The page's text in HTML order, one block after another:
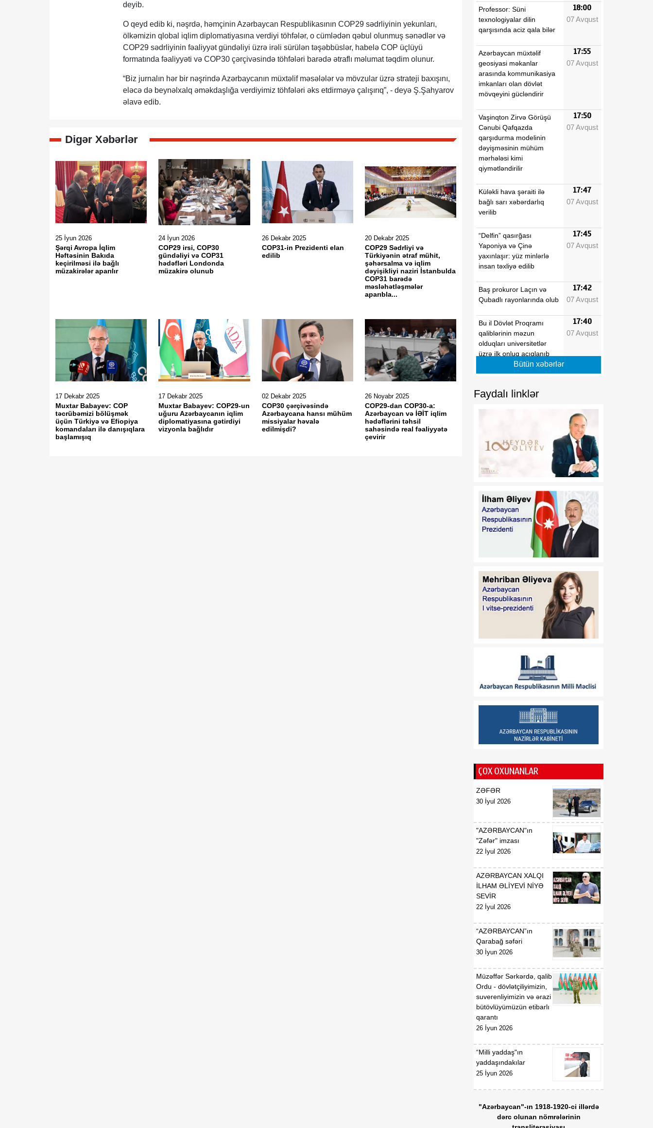
deyib.
O qeyd edib ki, nəşrdə, həmçinin Azərbaycan Respublikasının COP29 sədrliyinin yekunları,
ölkəmizin qlobal iqlim diplomatiyasına verdiyi töhfələr, o cümlədən qəbul olunmuş sənədlər və
COP29 sədrliyinin fəaliyyət gündəliyi üzrə irəli sürülən təşəbbüslər, habelə COP üçlüyü
formatında fəaliyyəti və COP30 çərçivəsində töhfələri barədə ətraflı məlumat təqdim olunur.
“Biz jurnalın hər bir nəşrində Azərbaycanın müxtəlif məsələlər və mövzular üzrə strateji baxışını,
eləcə də beynəlxalq əməkdaşlığa verdiyimiz töhfələri əks etdirməyə çalışırıq”, - deyə Ş.Şahyarov
əlavə edib.
Digər Xəbərlər
25 İyun 2026
Şərqi Avropa İqlim
Həftəsinin Bakıda
keçirilməsi ilə bağlı
müzakirələr aparılır
24 İyun 2026
COP29 irsi, COP30
gündəliyi və COP31
hədəfləri Londonda
müzakirə olunub
26 Dekabr 2025
COP31-in Prezidenti elan
edilib
20 Dekabr 2025
COP29 Sədrliyi və
Türkiyənin ətraf mühit,
şəhərsalma və iqlim
dəyişikliyi naziri İstanbulda
COP31 barədə
məsləhətləşmələr
aparıbla...
17 Dekabr 2025
Muxtar Babayev: COP
təcrübəmizi bölüşmək
üçün Türkiyə və Efiopiya
komandaları ilə danışıqlara
başlamışıq
17 Dekabr 2025
Muxtar Babayev: COP29-un
uğuru Azərbaycanın iqlim
diplomatiyasına gətirdiyi
vizyonla bağlıdır
02 Dekabr 2025
COP30 çərçivəsində
Azərbaycana hansı mühüm
missiyalar həvalə
edilmişdi?
26 Noyabr 2025
COP29-dan COP30-a:
Azərbaycan və İƏİT iqlim
hədəflərini təhsil
sahəsində real fəaliyyətə
çevirir
Professor: Süni
texnologiyalar dilin
qarşısında aciz qala bilər
18:00
07 Avqust
Azərbaycan müxtəlif
geosiyasi məkanlar
arasında kommunikasiya
imkanları olan dövlət
mövqeyini gücləndirir
17:55
07 Avqust
Vaşinqton Zirvə Görüşü
Cənubi Qafqazda
qarşıdurma modelinin
dəyişməsinin mühüm
mərhələsi kimi
qiymətləndirilir
17:50
07 Avqust
Küləkli hava şəraiti ilə
bağlı sarı xəbərdarlıq
verilib
17:47
07 Avqust
“Delfin” qasırğası
Yaponiya və Çinə
yaxınlaşır: yüz minlərlə
insan təxliyə edilib
17:45
07 Avqust
Baş prokuror Laçın və
Qubadlı rayonlarında olub
17:42
07 Avqust
Bu il Dövlət Proqramı
qaliblərinin məzun
olduqları universitetlər
üzrə ilk onluq açıqlanıb
17:40
07 Avqust
modelinə beynəlxalq
dəstəyi təsdiqlədi
17:39
dərəcələri üzrə sınaq
imtahanlarına cəlb
17:36
07 Avqust
elementinə çevrilən
Zəngəzur dəhlizi: Birillik
Vaşinqton diplomatiyasının
uğurları
07 Avqust
Trans-Xəzər fiber-optik
Avrasiyanın rəqəmsal
körpüsünə çevirir
07 Avqust
Ukraynalı ekspert:
Azərbaycan xarici
prioritetinin yalnız milli
olduğunu nümayiş etdirir
16:34
07 Avqust
“Vətən” jurnalı: Özbəkistan
və Azərbaycan: Müttəfiqlik
07 Avqust
Kənd Təsərrüfatı
Nazirliyinin vəzifəli şəxsləri
rayonlarından olan
vətəndaşlarla görüşüb
16:29
sektoru “Moody’s”dən
16:28
07 Avqust
Azərbaycan və
Ermənistan arasında sülh
inkişaf mərhələsinin
əsasını qoya bilər
16:27
07 Avqust
Bütün xəbərlər
Faydalı linklər
ÇOX OXUNANLAR
ZƏFƏR
30 İyul 2026
"AZƏRBAYCAN"ın
"Zəfər" imzası
22 İyul 2026
AZƏRBAYCAN XALQI
İLHAM ƏLİYEVİ NİYƏ
SEVİR
22 İyul 2026
“AZƏRBAYCAN”ın
Qarabağ səfəri
30 İyun 2026
Müzəffər Sərkərdə, qalib
Ordu - dövlətçiliyimizin,
suverenliyimizin və ərazi
bütövlüyümüzün etibarlı
qarantı
26 İyun 2026
“Milli yaddaş"ın
yaddaşındakılar
25 İyun 2026
"Azərbaycan"-ın 1918-1920-ci illərdə
dərc olunan nömrələrinin